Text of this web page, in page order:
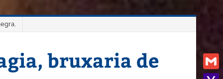
bruxaria de
Gmail